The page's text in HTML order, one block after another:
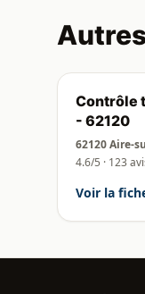
Contrôle
- 62120
62120 Aire-
4.6/5 · 123
Voir la